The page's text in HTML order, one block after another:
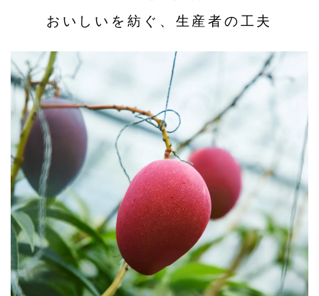
おいしいを紡ぐ、生産者の工夫